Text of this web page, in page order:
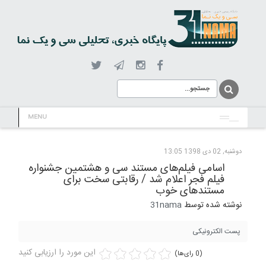
MENU
دوشنبه, 02 دی 1398 13:05
اسامی فیلم‌های مستند سی و هشتمین جشنواره
فیلم فجر اعلام شد / رقابتی سخت برای
مستندهای خوب
نوشته شده توسط 31nama
پست الکترونیکی
این مورد را ارزیابی کنید (0 رای‌ها)